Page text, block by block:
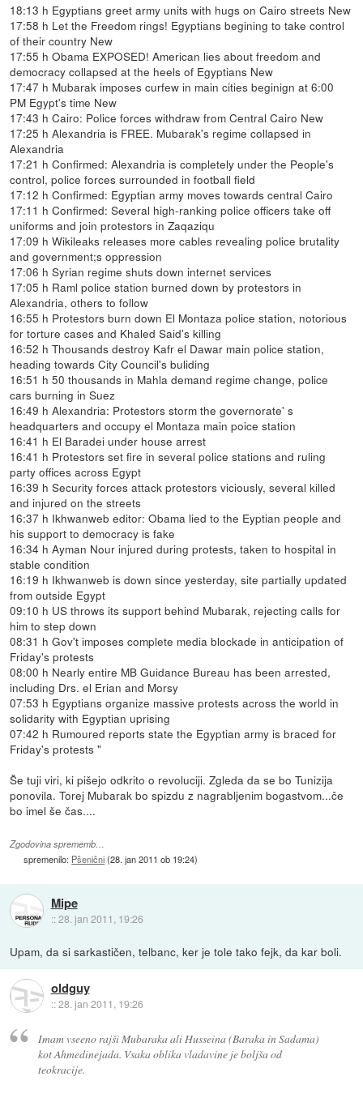
18:13 h Egyptians greet army units with hugs on Cairo streets New
17:58 h Let the Freedom rings! Egyptians begining to take control
of their country New
17:55 h Obama EXPOSED! American lies about freedom and
democracy collapsed at the heels of Egyptians New
17:47 h Mubarak imposes curfew in main cities beginign at 6:00
PM Egypt's time New
17:43 h Cairo: Police forces withdraw from Central Cairo New
17:25 h Alexandria is FREE. Mubarak's regime collapsed in
Alexandria
17:21 h Confirmed: Alexandria is completely under the People's
control, police forces surrounded in football field
17:12 h Confirmed: Egyptian army moves towards central Cairo
17:11 h Confirmed: Several high-ranking police officers take off
uniforms and join protestors in Zaqaziqu
17:09 h Wikileaks releases more cables revealing police brutality
and government;s oppression
17:06 h Syrian regime shuts down internet services
17:05 h Raml police station burned down by protestors in
Alexandria, others to follow
16:55 h Protestors burn down El Montaza police station, notorious
for torture cases and Khaled Said's killing
16:52 h Thousands destroy Kafr el Dawar main police station,
heading towards City Council's buliding
16:51 h 50 thousands in Mahla demand regime change, police
cars burning in Suez
16:49 h Alexandria: Protestors storm the governorate' s
headquarters and occupy el Montaza main poice station
16:41 h El Baradei under house arrest
16:41 h Protestors set fire in several police stations and ruling
party offices across Egypt
16:39 h Security forces attack protestors viciously, several killed
and injured on the streets
16:37 h Ikhwanweb editor: Obama lied to the Eyptian people and
his support to democracy is fake
16:34 h Ayman Nour injured during protests, taken to hospital in
stable condition
16:19 h Ikhwanweb is down since yesterday, site partially updated
from outside Egypt
09:10 h US throws its support behind Mubarak, rejecting calls for
him to step down
08:31 h Gov't imposes complete media blockade in anticipation of
Friday's protests
08:00 h Nearly entire MB Guidance Bureau has been arrested,
including Drs. el Erian and Morsy
07:53 h Egyptians organize massive protests across the world in
solidarity with Egyptian uprising
07:42 h Rumoured reports state the Egyptian army is braced for
Friday's protests "
Še tuji viri, ki pišejo odkrito o revoluciji. Zgleda da se bo Tunizija
ponovila. Torej Mubarak bo spizdu z nagrabljenim bogastvom...če
bo imel še čas....
Zgodovina sprememb…
spremenilo: Pšenični(28. jan 2011 ob 19:24)
Mipe
::28. jan 2011, 19:26
Upam, da si sarkastičen, telbanc, ker je tole tako fejk, da kar boli.
oldguy
::28. jan 2011, 19:26
Imam vseeno rajši Mubaraka ali Husseina (Baraka in Sadama)
kot Ahmedinejada. Vsaka oblika vladavine je boljša od
teokracije.